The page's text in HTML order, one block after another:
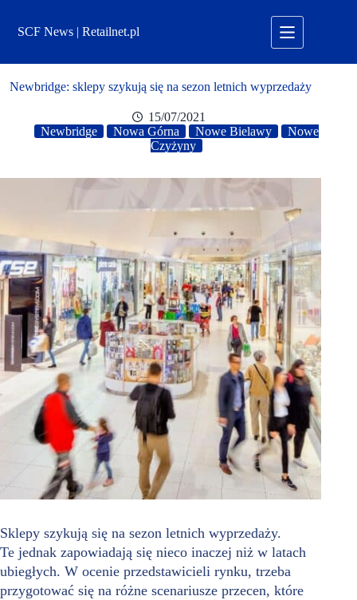
treściSCF News | Retailnet.pl
Newbridge: sklepy szykują się na sezon letnich wyprzedaży
15/07/2021
Newbridge
Nowa Górna Nowe Bielawy
Nowe
Czyżyny
Sklepy szykują się na sezon letnich wyprzedaży.
Te jednak zapowiadają się nieco inaczej niż w latach
ubiegłych. W ocenie przedstawicieli rynku, trzeba
przygotować się na różne scenariusze przecen, które